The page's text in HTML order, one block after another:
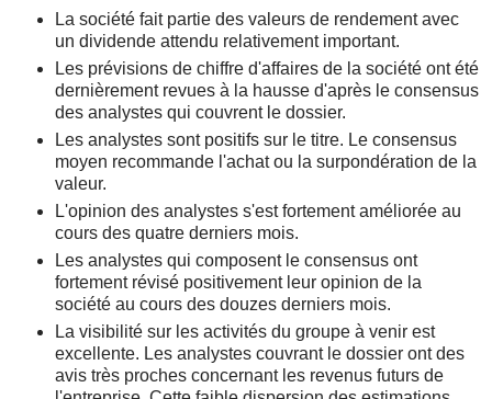
La société fait partie des valeurs de rendement avec
un dividende attendu relativement important.
Les prévisions de chiffre d'affaires de la société ont été
dernièrement revues à la hausse d'après le consensus
des analystes qui couvrent le dossier.
Les analystes sont positifs sur le titre. Le consensus
moyen recommande l'achat ou la surpondération de la
valeur.
L'opinion des analystes s'est fortement améliorée au
cours des quatre derniers mois.
Les analystes qui composent le consensus ont
fortement révisé positivement leur opinion de la
société au cours des douzes derniers mois.
La visibilité sur les activités du groupe à venir est
excellente. Les analystes couvrant le dossier ont des
avis très proches concernant les revenus futurs de